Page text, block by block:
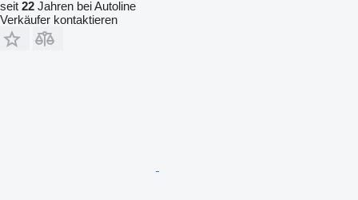
seit 22 Jahren bei Autoline
Verkäufer kontaktieren